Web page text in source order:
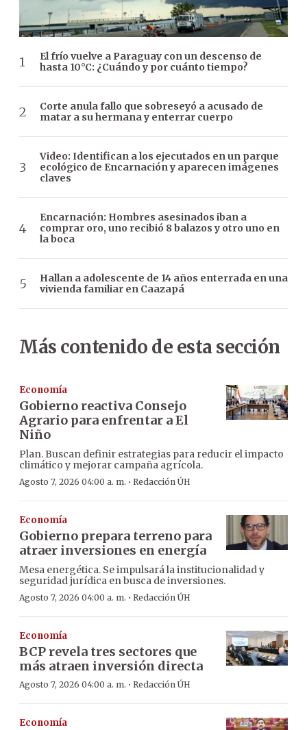
El frío vuelve a Paraguay con un descenso de
hasta 10°C: ¿Cuándo y por cuánto tiempo?
Corte anula fallo que sobreseyó a acusado de
matar a su hermana y enterrar cuerpo
Video: Identifican a los ejecutados en un parque
ecológico de Encarnación y aparecen imágenes
claves
Encarnación: Hombres asesinados iban a
comprar oro, uno recibió 8 balazos y otro uno en
la boca
Hallan a adolescente de 14 años enterrada en una
vivienda familiar en Caazapá
Más contenido de esta sección
Economía
Gobierno reactiva Consejo
Agrario para enfrentar a El
Niño
Plan. Buscan definir estrategias para reducir el impacto
climático y mejorar campaña agrícola.
Agosto 7, 2026 04:00 a. m. · Redacción ÚH
Economía
Gobierno prepara terreno para
atraer inversiones en energía
Mesa energética. Se impulsará la institucionalidad y
seguridad jurídica en busca de inversiones.
Agosto 7, 2026 04:00 a. m. · Redacción ÚH
Economía
BCP revela tres sectores que
más atraen inversión directa
Agosto 7, 2026 04:00 a. m. · Redacción ÚH
Economía